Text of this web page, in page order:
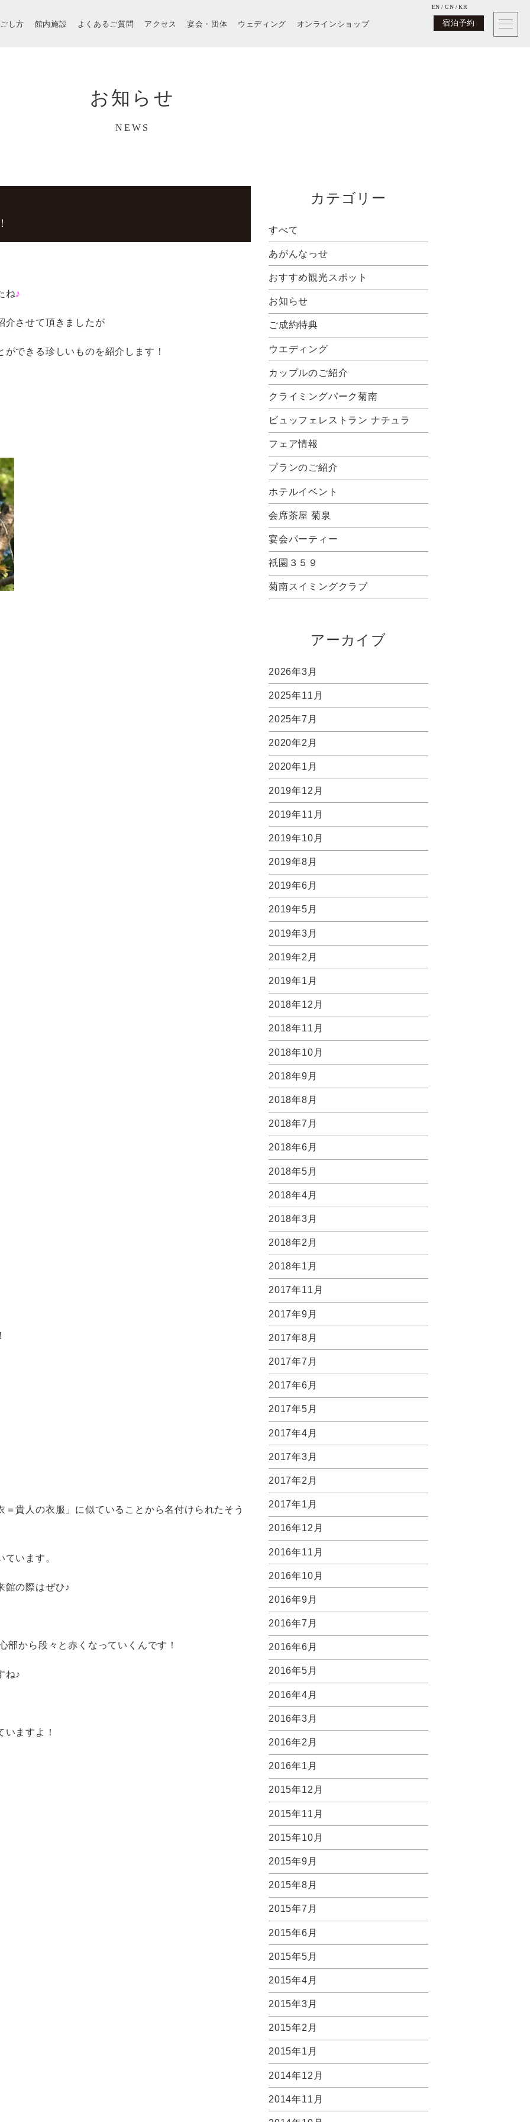
し方 館内施設 よくあるご質問 アクセス 宴会・団体 ウェディング オンラインショップ 宿泊予約
EN CN KR
お知らせ
NEWS
ね♪
介させて頂きましたが
できる珍しいものを紹介します！
貴人の衣服」に似ていることから名付けられたそう
います。
館の際はぜひ♪
から段々と赤くなっていくんです！
ね♪
ますよ！
カテゴリー
すべて
あがんなっせ
おすすめ観光スポット
お知らせ
ご成約特典
ウエディング
カップルのご紹介
クライミングパーク菊南
ビュッフェレストラン ナチュラ
フェア情報
プランのご紹介
ホテルイベント
会席茶屋 菊泉
宴会パーティー
祇園３５９
菊南スイミングクラブ
アーカイブ
2026年3月
2025年11月
2025年7月
2020年2月
2020年1月
2019年12月
2019年11月
2019年10月
2019年8月
2019年6月
2019年5月
2019年3月
2019年2月
2019年1月
2018年12月
2018年11月
2018年10月
2018年9月
2018年8月
2018年7月
2018年6月
2018年5月
2018年4月
2018年3月
2018年2月
2018年1月
2017年11月
2017年9月
2017年8月
2017年7月
2017年6月
2017年5月
2017年4月
2017年3月
2017年2月
2017年1月
2016年12月
2016年11月
2016年10月
2016年9月
2016年7月
2016年6月
2016年5月
2016年4月
2016年3月
2016年2月
2016年1月
2015年12月
2015年11月
2015年10月
2015年9月
2015年8月
2015年7月
2015年6月
2015年5月
2015年4月
2015年3月
2015年2月
2015年1月
2014年12月
2014年11月